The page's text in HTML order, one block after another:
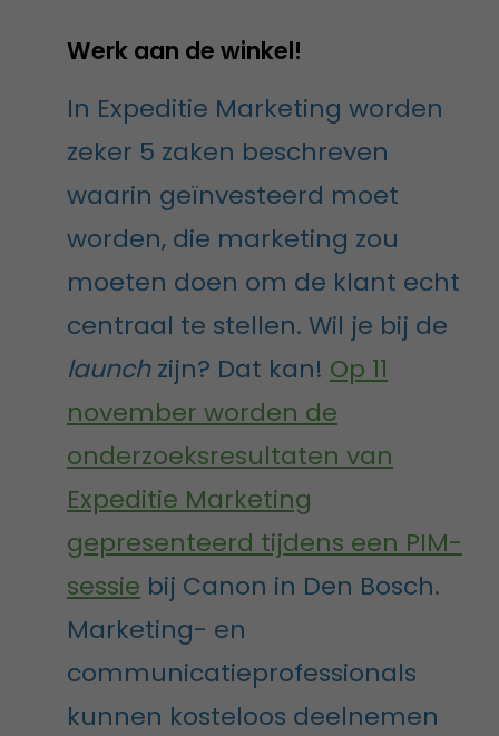
Werk aan de winkel!
In Expeditie Marketing worden
zeker 5 zaken beschreven
waarin geïnvesteerd moet
worden, die marketing zou
moeten doen om de klant echt
centraal te stellen. Wil je bij de
launchzijn? Dat kan! Op 11
november worden de
onderzoeksresultaten van
Expeditie Marketing
gepresenteerd tijdens een PIM-
sessie bij Canon in Den Bosch.
Marketing- en
communicatieprofessionals
kunnen kosteloos deelnemen